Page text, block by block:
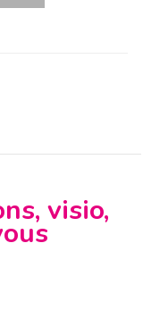
visio,